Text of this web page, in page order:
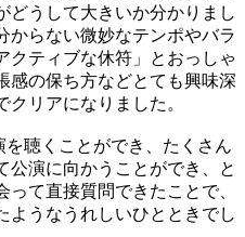
どうして大きいか分かりまし
からない微妙なテンポやバラ
クティブな休符」とおっしゃ
感の保ち方などとても興味深
クリアになりました。
聴くことができ、たくさん
公演に向かうことができ、と
て直接質問できたことで、
ようなうれしいひとときでし